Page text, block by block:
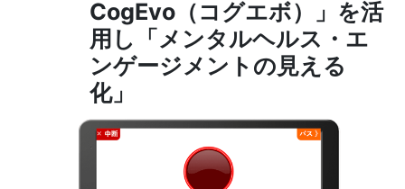
CogEvo（コグエボ）」を活
用し「メンタルヘルス・エ
ンゲージメントの見える
化」